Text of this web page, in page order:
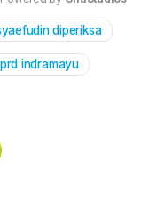
Mute
diperiksa
indramayu